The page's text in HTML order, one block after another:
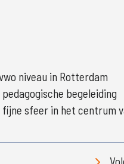
niveau in Rotterdam
begeleiding
sfeer in het centrum